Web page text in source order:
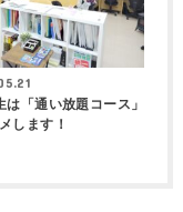
は「通い放題コース」
します！